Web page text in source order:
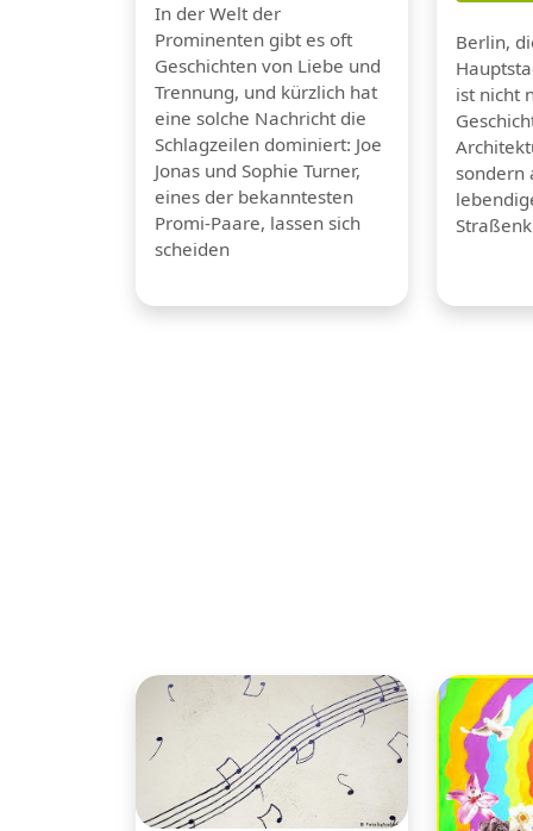
In der Welt der
Prominenten gibt es oft
Geschichten von Liebe und
Trennung, und kürzlich hat
eine solche Nachricht die
Schlagzeilen dominiert: Joe
Jonas und Sophie Turner,
eines der bekanntesten
Promi-Paare, lassen sich
scheiden
Berlin,
ist nicht
sondern